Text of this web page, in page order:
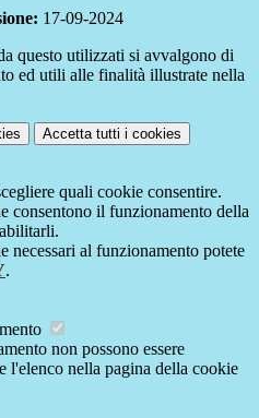
17-09-2024
questo utilizzati si avvalgono di
ed utili alle finalità illustrate nella
Accetta tutti i cookies
quali cookie consentire.
consentono il funzionamento della
necessari al funzionamento potete
.
non possono essere
l'elenco nella pagina della cookie